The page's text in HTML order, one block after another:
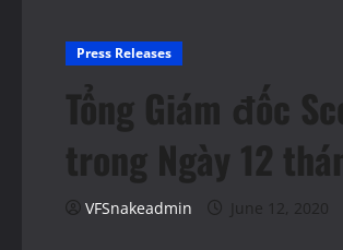
Press Releases
Tổng Giám đốc
trong Ngày 12
VFSnakeadmin June 12, 2020